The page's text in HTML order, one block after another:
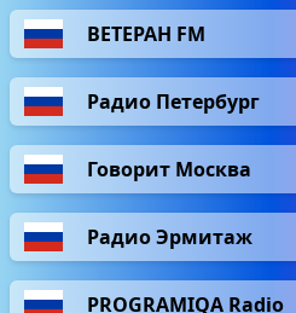
ВЕТЕРАН FM
Радио Петербург
Говорит Москва
Радио Эрмитаж
PROGRAMIQA Radio